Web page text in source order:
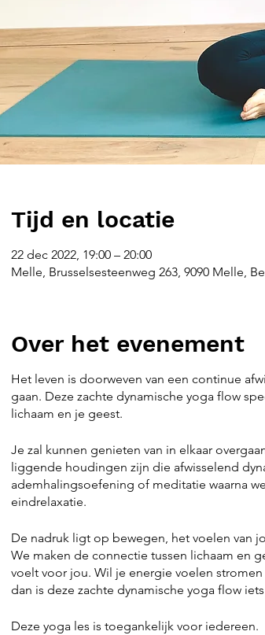
Tijd en locatie
22 dec 2022, 19:00 – 20:00
Melle, Brusselsesteenweg 263, 9090 Melle,
Over het evenement
Het leven is doorweven van een continue
gaan. Deze zachte dynamische yoga flow
lichaam en je geest.
Je zal kunnen genieten van in elkaar
liggende houdingen zijn die afwisselend
ademhalingsoefening of meditatie waarna
eindrelaxatie.
De nadruk ligt op bewegen, het voelen van
We maken de connectie tussen lichaam en
voelt voor jou. Wil je energie voelen
dan is deze zachte dynamische yoga flow
Deze yoga les is toegankelijk voor iedereen.